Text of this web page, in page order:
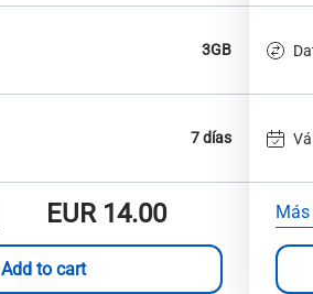
3GB
7 días
EUR14.00
Add to cart